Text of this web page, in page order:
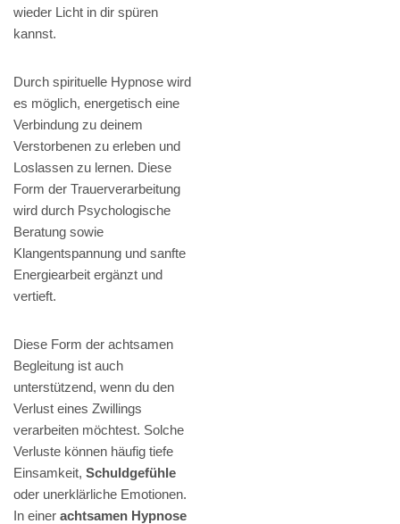
wieder Licht in dir spüren
kannst.
Durch spirituelle Hypnose wird
es möglich, energetisch eine
Verbindung zu deinem
Verstorbenen zu erleben und
Loslassen zu lernen. Diese
Form der Trauerverarbeitung
wird durch Psychologische
Beratung sowie
Klangentspannung und sanfte
Energiearbeit ergänzt und
vertieft.
Diese Form der achtsamen
Begleitung ist auch
unterstützend, wenn du den
Verlust eines Zwillings
verarbeiten möchtest. Solche
Verluste können häufig tiefe
Einsamkeit, Schuldgefühle
oder unerklärliche Emotionen.
In einer achtsamen Hypnose